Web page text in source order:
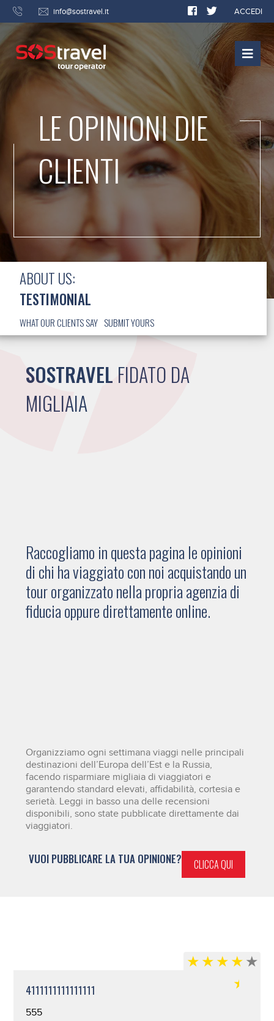
info@sostravel.it ACCEDI
LE OPINIONI DIE
CLIENTI
ABOUT US:
TESTIMONIAL
WHAT OUR CLIENTS SAY SUBMIT YOURS
SOSTRAVEL FIDATO DA
MIGLIAIA
Raccogliamo in questa pagina le opinioni
di chi ha viaggiato con noi acquistando un
tour organizzato nella propria agenzia di
fiducia oppure direttamente online.
Organizziamo ogni settimana viaggi nelle principali
destinazioni dell’Europa dell’Est e la Russia,
facendo risparmiare migliaia di viaggiatori e
garantendo standard elevati, affidabilità, cortesia e
serietà. Leggi in basso una delle recensioni
disponibili, sono state pubblicate direttamente dai
viaggiatori.
VUOI PUBBLICARE LA TUA OPINIONE? CLICCA QUI
4111111111111111
555